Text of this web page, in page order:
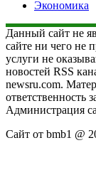
Экономика
Данный сайт не
сайте ни чего не
услуги не
новостей RSS
newsru.com.
ответственность
Администрация
Сайт от bmb1 @